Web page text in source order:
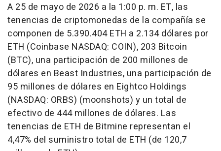
A 25 de mayo de 2026 a la 1:00 p. m. ET, las
tenencias de criptomonedas de la compañía se
componen de 5.390.404 ETH a 2.134 dólares por
ETH (Coinbase NASDAQ: COIN), 203 Bitcoin
(BTC), una participación de 200 millones de
dólares en Beast Industries, una participación de
95 millones de dólares en Eightco Holdings
(NASDAQ: ORBS) (moonshots) y un total de
efectivo de 444 millones de dólares. Las
tenencias de ETH de Bitmine representan el
4,47% del suministro total de ETH (de 120,7